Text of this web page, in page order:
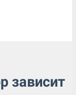
зависит
579 57 12 57